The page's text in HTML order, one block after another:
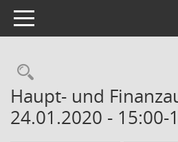
Toggle navigation
Rechercheauswahl
Haupt- und
24.01.2020 - 15:00-